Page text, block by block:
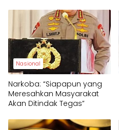
Nasional
Narkoba: “Siapapun yang
Meresahkan Masyarakat
Akan Ditindak Tegas”